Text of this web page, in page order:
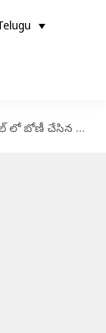
ఢిల్లీ క్యాపిటల్స్